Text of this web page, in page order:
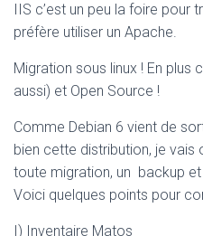
IIS c’est un peu la foire pour
préfère utiliser un Apache.
Migration sous linux ! En plus
aussi) et Open Source !
Comme Debian 6 vient de
bien cette distribution, je
toute migration, un backup
Voici quelques points pour
I) Inventaire Matos